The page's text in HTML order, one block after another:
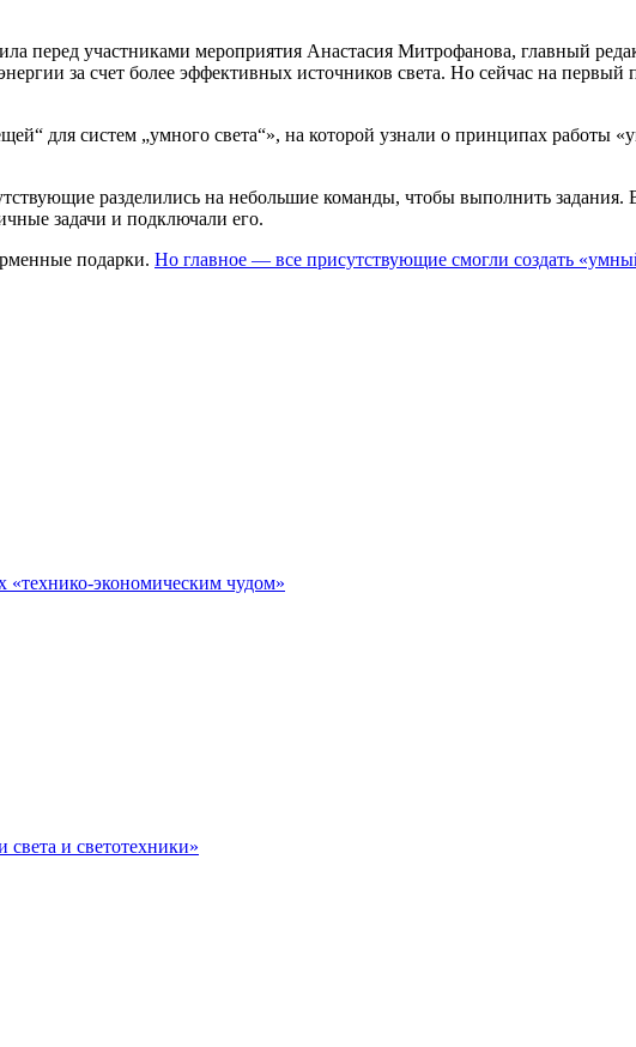
перед участниками мероприятия Анастасия Митрофанова, главный
за счет более эффективных источников света. Но сейчас на
для систем „умного света“», на которой узнали о принципах работы
разделились на небольшие команды, чтобы выполнить задания.
задачи и подключали его.
подарки. Но главное — все присутствующие смогли создать
«технико-экономическим чудом»
света и светотехники»